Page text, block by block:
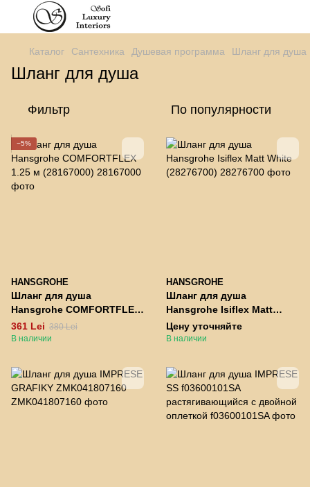
Каталог Сантехника Душевая программа Шланг для душа
Шланг для душа
Фильтр По популярности
−5%
HANSGROHE
Шланг для душа
Hansgrohe COMFORTFLEX
1.25 м (28167000)
361 Lei 380 Lei
В наличии
HANSGROHE
Шланг для душа
Hansgrohe Isiflex Matt
White (28276700)
Цену уточняйте
В наличии